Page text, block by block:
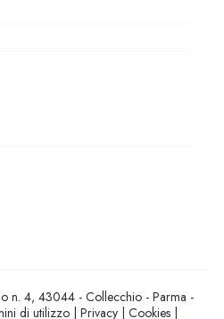
n. 4, 43044 - Collecchio - Parma -
di utilizzo| Privacy| Cookies|